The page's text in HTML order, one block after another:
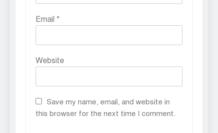
Email *
Website
Save my name, email, and website in
this browser for the next time I comment.